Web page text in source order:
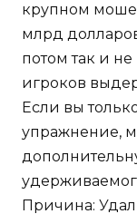
крупном
млрд
потом так и
игроков
Если вы
упражнение,
Причина: